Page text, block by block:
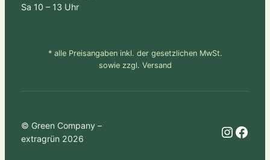
Sa 10 – 13 Uhr
* alle Preisangaben inkl. der gesetzlichen MwSt.
sowie zzgl. Versand
© Green Company –
extragrün 2026
Instagram Facebook